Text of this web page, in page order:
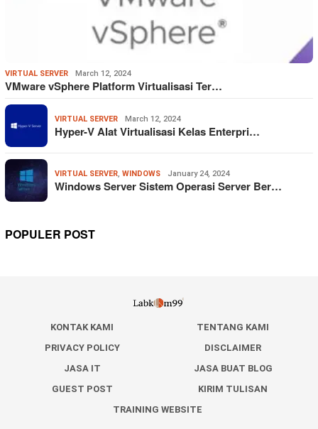
VIRTUAL SERVER March 12, 2024
VMware vSphere Platform Virtualisasi Ter…
VIRTUAL SERVER March 12, 2024
Hyper-V Alat Virtualisasi Kelas Enterpri…
VIRTUAL SERVER, WINDOWS January 24, 2024
Windows Server Sistem Operasi Server Ber…
POPULER POST
KONTAK KAMI
TENTANG KAMI
PRIVACY POLICY
DISCLAIMER
JASA IT
JASA BUAT BLOG
GUEST POST
KIRIM TULISAN
TRAINING WEBSITE